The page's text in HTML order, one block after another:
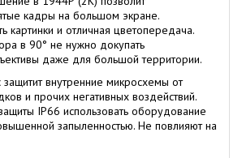
кадры на большом экране.
картинки и отличная цветопередача.
в 90° не нужно докупать
даже для большой территории.
внутренние микросхемы от
и прочих негативных воздействий.
IP66 использовать оборудование
запыленностью. Не повлияют на